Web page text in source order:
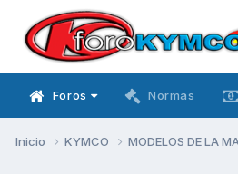
Foros Normas
Inicio KYMCO MODELOS DE LA